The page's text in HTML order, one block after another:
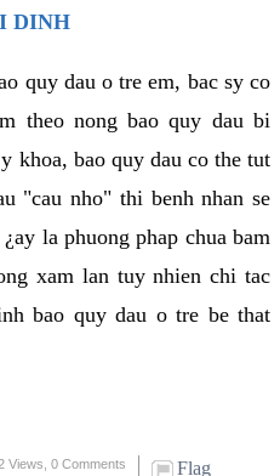
DINH
quy dau o tre em, bac sy co
theo nong bao quy dau bi
khoa, bao quy dau co the tut
"cau nho" thi benh nhan se
la phuong phap chua bam
xam lan tuy nhien chi tac
bao quy dau o tre be that
Views, 0 Comments Flag